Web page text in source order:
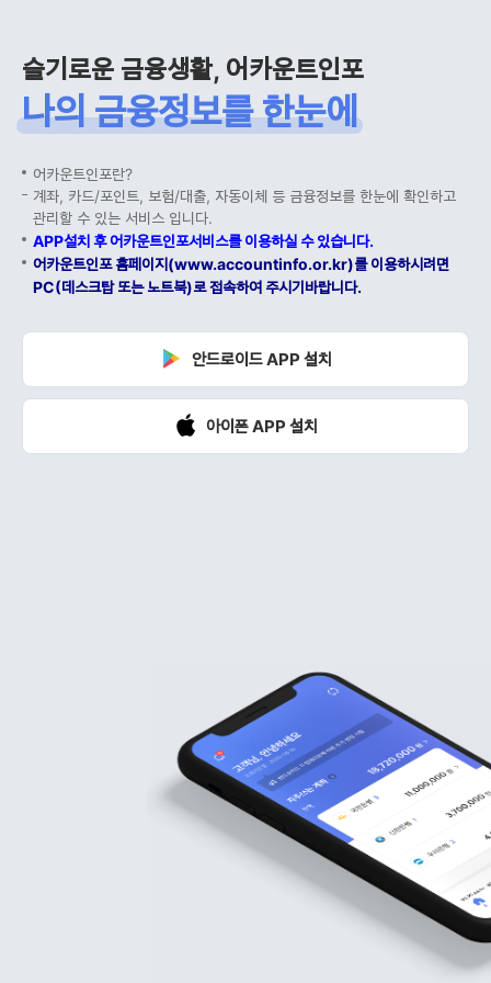
슬기로운 금융생활, 어카운트인포
나의 금융정보를 한눈에
어카운트인포란?
계좌, 카드/포인트, 보험/대출, 자동이체 등 금융정보를 한눈에 확인하고
관리할 수 있는 서비스 입니다.
APP설치 후 어카운트인포서비스를 이용하실 수 있습니다.
어카운트인포 홈페이지(www.accountinfo.or.kr)를 이용하시려면
PC(데스크탑 또는 노트북)로 접속하여 주시기바랍니다.
안드로이드 APP 설치
아이폰 APP 설치